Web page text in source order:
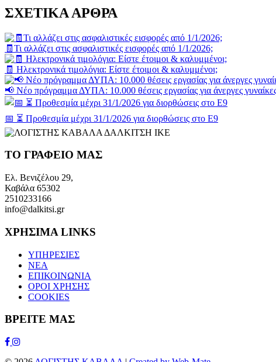
ΣΧΕΤΙΚΑ ΑΡΘΡΑ
🧾Τι αλλάζει στις ασφαλιστικές εισφορές από 1/1/2026;
🧾 Ηλεκτρονικά τιμολόγια: Είστε έτοιμοι & καλυμμένοι;
📢 Νέο πρόγραμμα ΔΥΠΑ: 10.000 θέσεις εργασίας για άνεργες
📅 ⏳ Προθεσμία μέχρι 31/1/2026 για διορθώσεις στο Ε9
ΤΟ ΓΡΑΦΕΙΟ ΜΑΣ
Ελ. Βενιζέλου 29,
Καβάλα 65302
2510233166
info@dalkitsi.gr
ΧΡΗΣΙΜΑ LINKS
ΥΠΗΡΕΣΙΕΣ
ΝΕΑ
ΕΠΙΚΟΙΝΩΝΙΑ
ΟΡΟΙ ΧΡΗΣΗΣ
COOKIES
ΒΡΕΙΤΕ ΜΑΣ
Facebook
Instagram